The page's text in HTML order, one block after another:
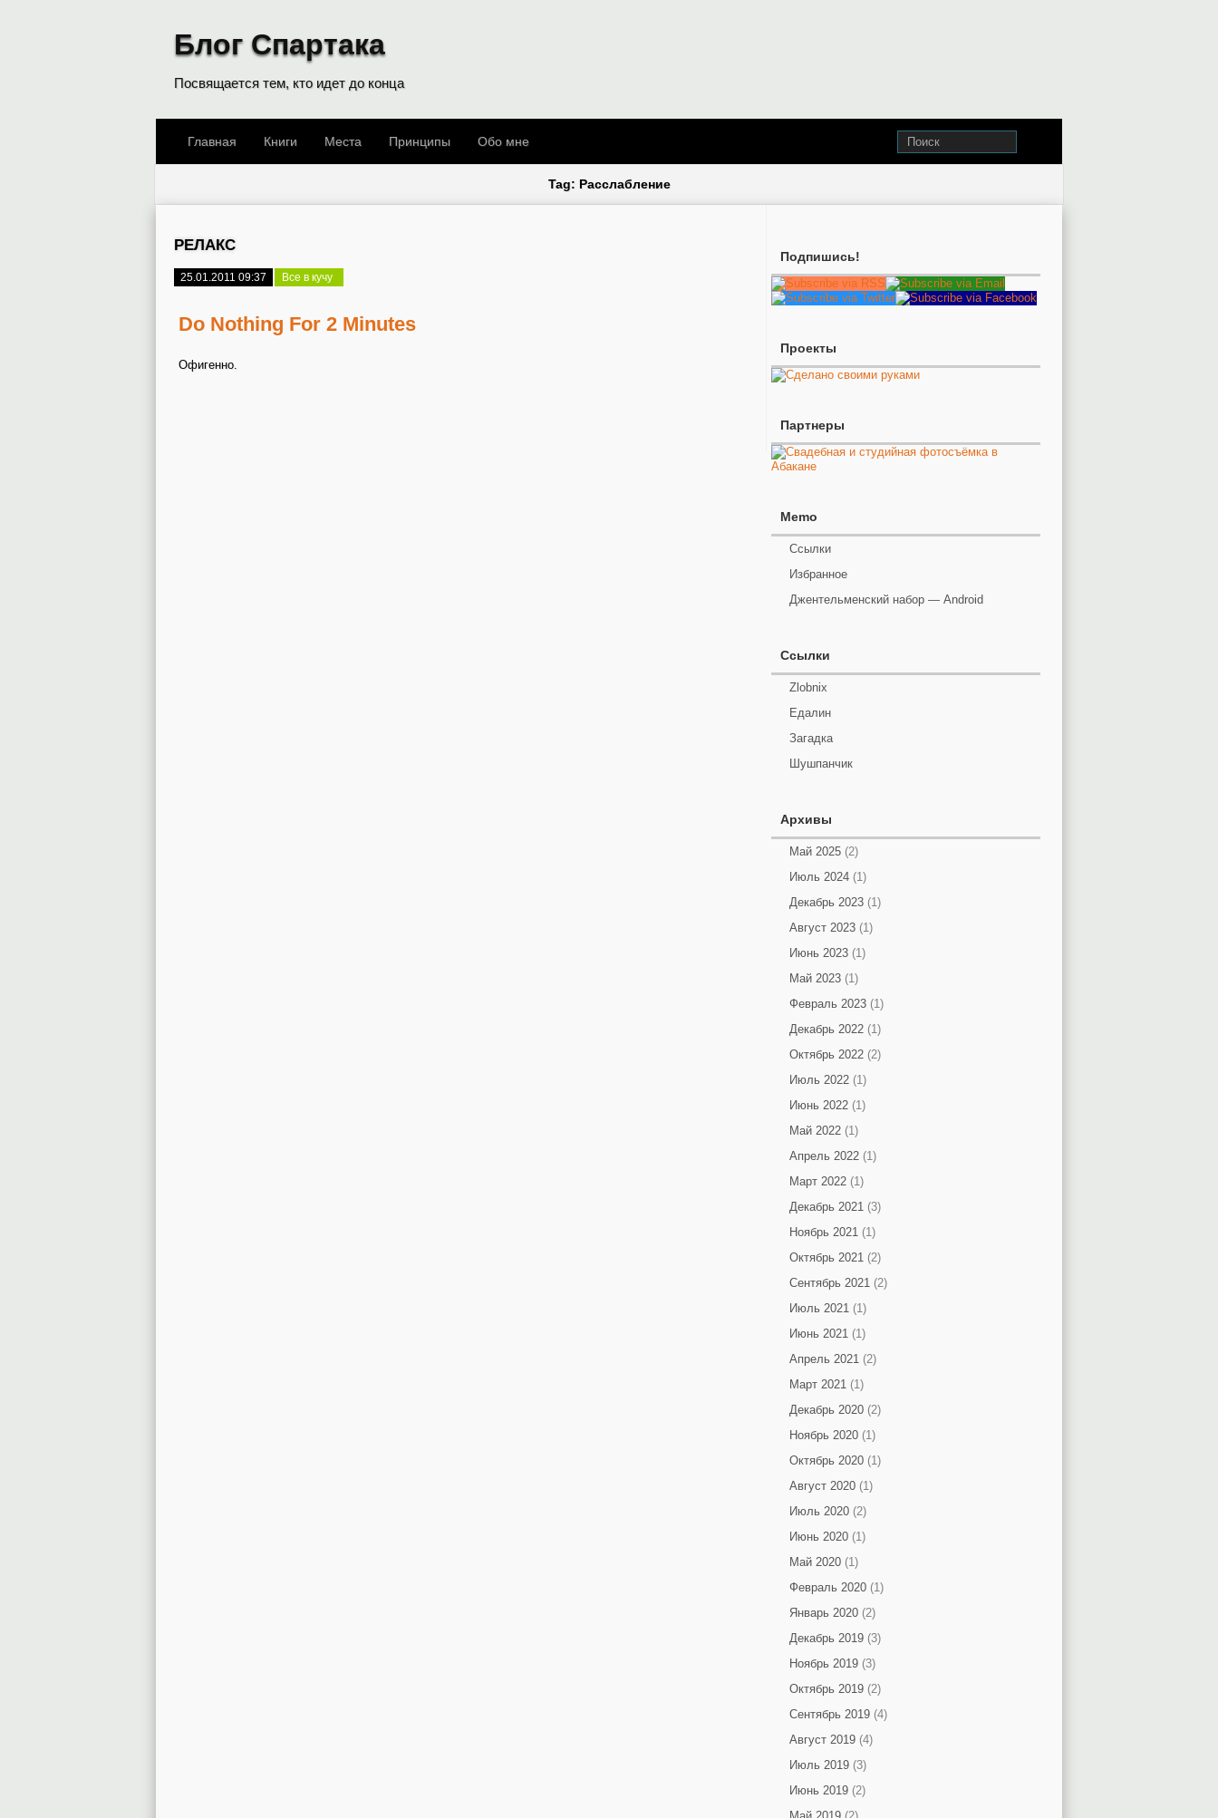
Блог Спартака
Посвящается тем, кто идет до конца
Главная Книги Места Принципы Обо мне
Tag: Расслабление
РЕЛАКС
25.01.2011 09:37 Все в кучу
Do Nothing For 2 Minutes
Офигенно.
Подпишись!
Проекты
Партнеры
Memo
Ссылки
Избранное
Джентельменский набор — Android
Ссылки
Zlobnix
Едалин
Загадка
Шушпанчик
Архивы
Май 2025(2)
Июль 2024(1)
Декабрь 2023(1)
Август 2023(1)
Июнь 2023(1)
Май 2023(1)
Февраль 2023(1)
Декабрь 2022(1)
Октябрь 2022(2)
Июль 2022(1)
Июнь 2022(1)
Май 2022(1)
Апрель 2022(1)
Март 2022(1)
Декабрь 2021(3)
Ноябрь 2021(1)
Октябрь 2021(2)
Сентябрь 2021(2)
Июль 2021(1)
Июнь 2021(1)
Апрель 2021(2)
Март 2021(1)
Декабрь 2020(2)
Ноябрь 2020(1)
Октябрь 2020(1)
Август 2020(1)
Июль 2020(2)
Июнь 2020(1)
Май 2020(1)
Февраль 2020(1)
Январь 2020(2)
Декабрь 2019(3)
Ноябрь 2019(3)
Октябрь 2019(2)
Сентябрь 2019(4)
Август 2019(4)
Июль 2019(3)
Июнь 2019(2)